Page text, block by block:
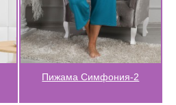
Пижама Симфония-2